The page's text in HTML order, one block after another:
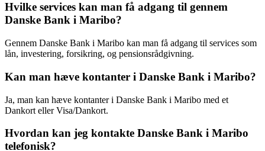
Hvilke services kan man få adgang til gennem
Danske Bank i Maribo?
Gennem Danske Bank i Maribo kan man få adgang til services som
lån, investering, forsikring, og pensionsrådgivning.
Kan man hæve kontanter i Danske Bank i Maribo?
Ja, man kan hæve kontanter i Danske Bank i Maribo med et
Dankort eller Visa/Dankort.
Hvordan kan jeg kontakte Danske Bank i Maribo
telefonisk?